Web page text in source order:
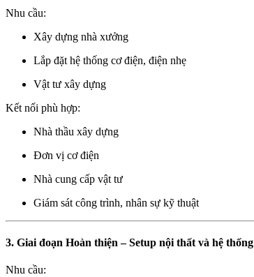
Nhu cầu:
Xây dựng nhà xưởng
Lắp đặt hệ thống cơ điện, điện nhẹ
Vật tư xây dựng
Kết nối phù hợp:
Nhà thầu xây dựng
Đơn vị cơ điện
Nhà cung cấp vật tư
Giám sát công trình, nhân sự kỹ thuật
3. Giai đoạn Hoàn thiện – Setup nội thất và hệ thống
Nhu cầu: